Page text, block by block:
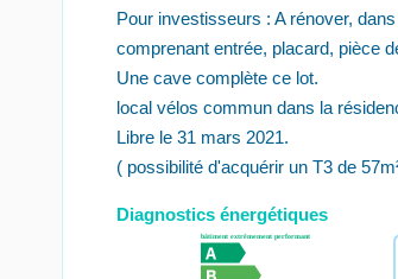
Pour investisseurs : A rénover,
comprenant entrée, placard, pièce
Une cave complète ce lot.
local vélos commun dans la
Libre le 31 mars 2021.
( possibilité d'acquérir un T3 de
Diagnostics énergétiques